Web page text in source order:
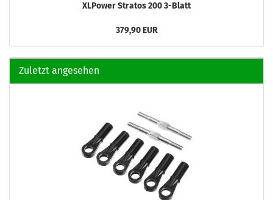
XLPower Stratos 200 3-Blatt
379,90 EUR
Zuletzt angesehen